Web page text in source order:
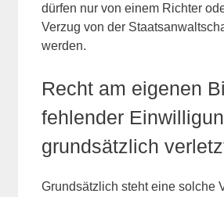
dürfen nur von einem Richter
Verzug von der
werden.
Recht am eigenen
fehlender
grundsätzlich
Grundsätzlich steht eine solche